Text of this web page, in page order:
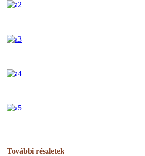
További részletek